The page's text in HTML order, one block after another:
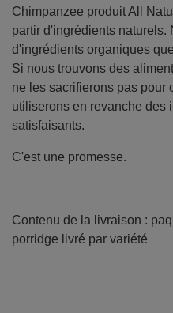
Chimpanzee produit All
partir d'ingrédients naturels.
d'ingrédients organiques
Si nous trouvons des
ne les sacrifierons pas pour
utiliserons en revanche des
satisfaisants.
C'est une promesse.
Contenu de la livraison :
porridge livré par variété